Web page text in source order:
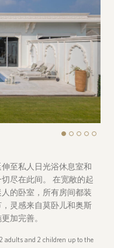
至私人日光浴休息室和
尽在此间。 在宽敞的起
的卧室，所有房间都装
灵感来自莫卧儿和奥斯
加完善。
2 adults and 2 children up to the